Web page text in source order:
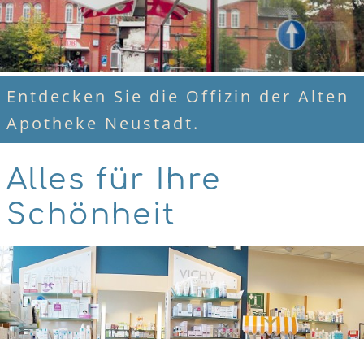
Entdecken Sie die Offizin der Alten
Apotheke Neustadt.
Alles für Ihre
Schönheit